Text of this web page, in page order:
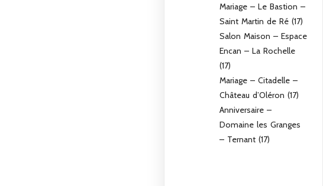
Mariage – Le Bastion –
Saint Martin de Ré (17)
Salon Maison – Espace
Encan – La Rochelle
(17)
Mariage – Citadelle –
Château d’Oléron (17)
Anniversaire –
Domaine les Granges
– Ternant (17)